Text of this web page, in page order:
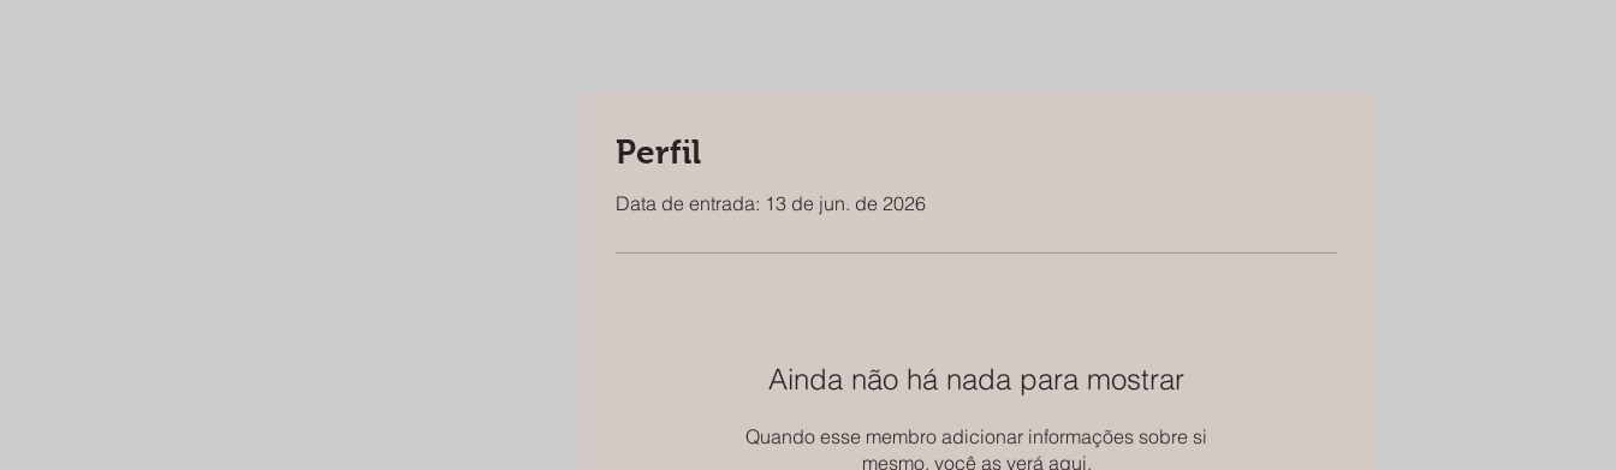
Perfil
Data de entrada: 13 de jun. de 2026
Ainda não há nada para mostrar
Quando esse membro adicionar informações sobre si
mesmo, você as verá aqui.